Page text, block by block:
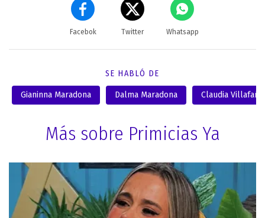
Facebok Twitter Whatsapp
SE HABLÓ DE
Gianinna Maradona Dalma Maradona Claudia Villafañe
Más sobre Primicias Ya